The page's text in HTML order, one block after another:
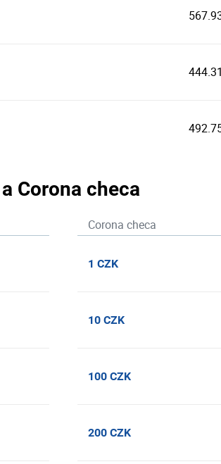
Corona checa
Corona checa
1 CZK
10 CZK
100 CZK
200 CZK